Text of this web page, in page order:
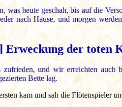
heute geschah, bis auf die
nach Hause, und morgen
Erweckung der toten
und wir erreichten
Bette lag.
kam und sah die Flötenspieler